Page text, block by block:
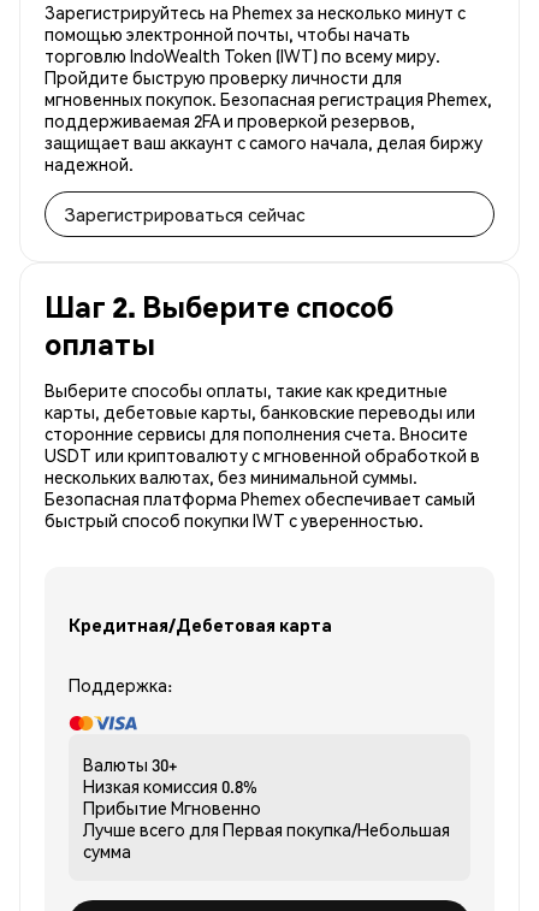
Зарегистрируйтесь на Phemex за несколько минут с
помощью электронной почты, чтобы начать
торговлю IndoWealth Token (IWT) по всему миру.
Пройдите быструю проверку личности для
мгновенных покупок. Безопасная регистрация Phemex,
поддерживаемая 2FA и проверкой резервов,
защищает ваш аккаунт с самого начала, делая биржу
надежной.
Зарегистрироваться сейчас
Шаг 2. Выберите способ
оплаты
Выберите способы оплаты, такие как кредитные
карты, дебетовые карты, банковские переводы или
сторонние сервисы для пополнения счета. Вносите
USDT или криптовалюту с мгновенной обработкой в
нескольких валютах, без минимальной суммы.
Безопасная платформа Phemex обеспечивает самый
быстрый способ покупки IWT с уверенностью.
Кредитная/Дебетовая карта
Поддержка:
Валюты 30+
Низкая комиссия 0.8%
Прибытие Мгновенно
Лучше всего для Первая покупка/Небольшая
сумма